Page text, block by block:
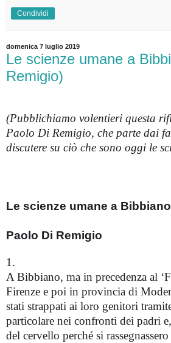
Condividi
domenica 7 luglio 2019
Le scienze umane a
Remigio)
(Pubblichiamo volentieri questa
Paolo Di Remigio, che parte dai
discutere su ciò che sono oggi le
Le scienze umane a Bibbiano
Paolo Di Remigio
1.
A Bibbiano, ma in precedenza al
Firenze e poi in provincia di
stati strappati ai loro genitori
particolare nei confronti dei padri
del cervello perché si